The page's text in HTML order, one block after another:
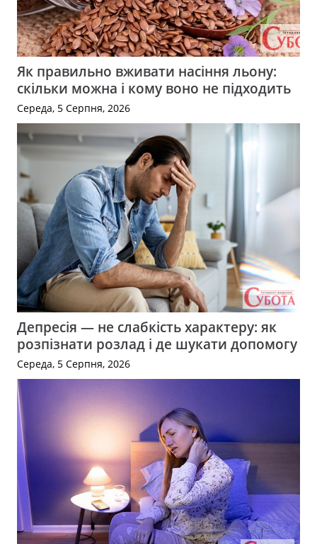
Як правильно вживати насіння льону:
скільки можна і кому воно не підходить
Середа, 5 Серпня, 2026
Депресія — не слабкість характеру: як
розпізнати розлад і де шукати допомогу
Середа, 5 Серпня, 2026